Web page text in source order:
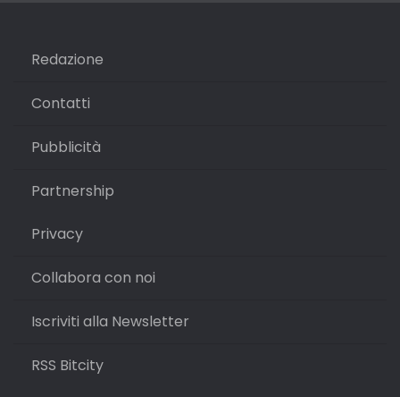
Redazione
Contatti
Pubblicità
Partnership
Privacy
Collabora con noi
Iscriviti alla Newsletter
RSS Bitcity